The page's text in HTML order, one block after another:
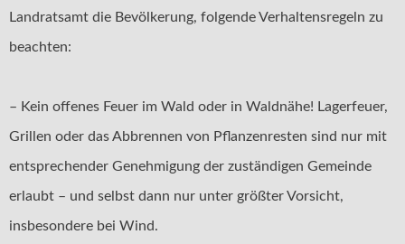
Landratsamt die Bevölkerung, folgende Verhaltensregeln zu
beachten:
– Kein offenes Feuer im Wald oder in Waldnähe! Lagerfeuer,
Grillen oder das Abbrennen von Pflanzenresten sind nur mit
entsprechender Genehmigung der zuständigen Gemeinde
erlaubt – und selbst dann nur unter größter Vorsicht,
insbesondere bei Wind.